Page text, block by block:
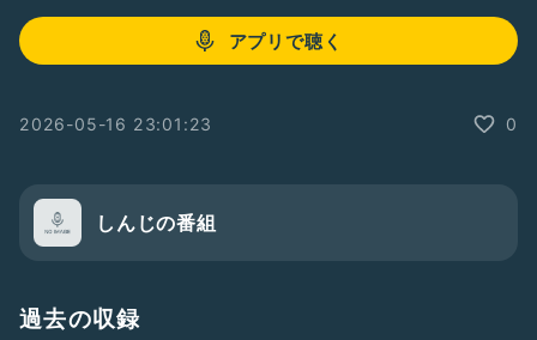
アプリで聴く
2026-05-16 23:01:23 0
しんじの番組
過去の収録